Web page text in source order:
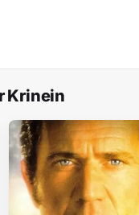
Krinein